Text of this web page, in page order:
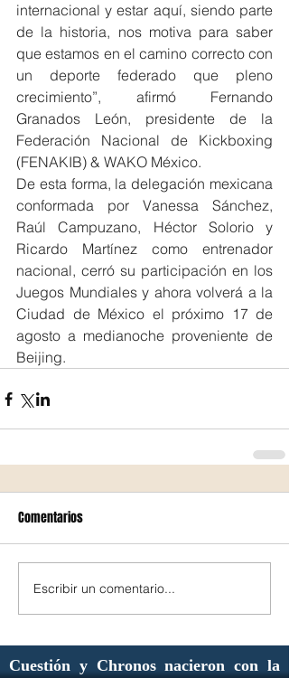
internacional y estar aquí, siendo parte
de la historia, nos motiva para saber
que estamos en el camino correcto con
un deporte federado que pleno
crecimiento”, afirmó Fernando
Granados León, presidente de la
Federación Nacional de Kickboxing
(FENAKIB) & WAKO México.
De esta forma, la delegación mexicana
conformada por Vanessa Sánchez,
Raúl Campuzano, Héctor Solorio y
Ricardo Martínez como entrenador
nacional, cerró su participación en los
Juegos Mundiales y ahora volverá a la
Ciudad de México el próximo 17 de
agosto a medianoche proveniente de
Beijing.
Comentarios
Escribir un comentario...
Cuestión y Chronos nacieron con la